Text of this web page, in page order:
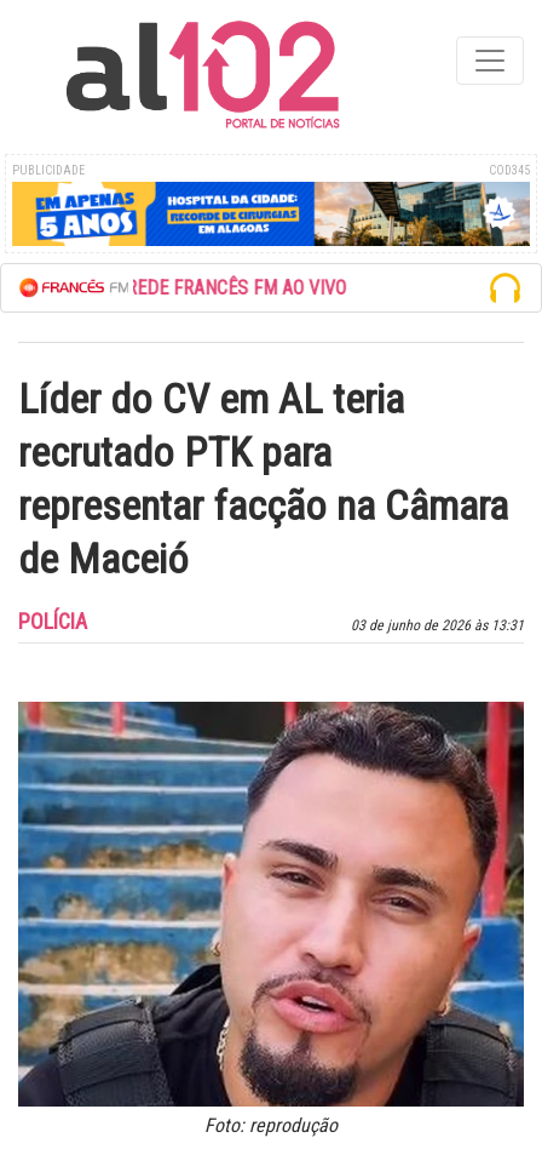
PUBLICIDADE COD345
ESCUTE A REDE FRANCÊS FM AO VIVO
Líder do CV em AL teria
recrutado PTK para
representar facção na Câmara
de Maceió
03 de junho de 2026 às 13:31
POLÍCIA
Foto: reprodução